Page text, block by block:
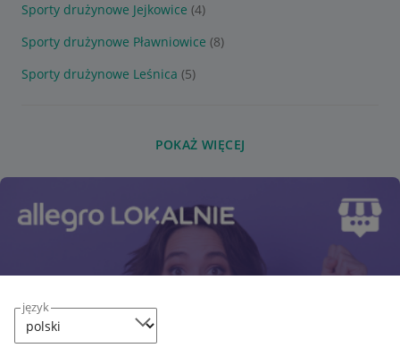
język
Sporty drużynowe Jejkowice (4)
Sporty drużynowe Pławniowice (8)
Sporty drużynowe Leśnica (5)
POKAŻ WIĘCEJ